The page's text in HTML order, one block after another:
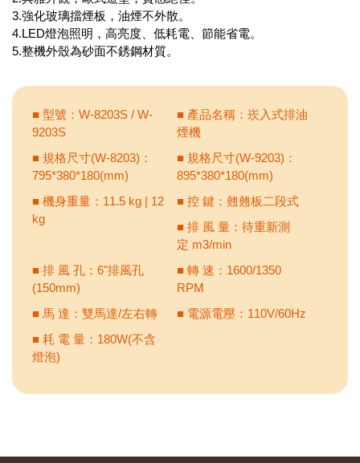
3.強化玻璃擋煙板，油煙不外散。
4.LED燈泡照明，高亮度、低耗電、節能省電。
5.整機外殼為砂面不銹鋼材質。
■ 型號：W-8203S / W-
9203S
■ 產品名稱：崁入式排油
煙機
■ 規格尺寸(W-8203)：
795*380*180(mm)
■ 規格尺寸(W-9203)：
895*380*180(mm)
■ 機身重量：11.5 kg | 12
kg
■ 控 鍵：翹翹板二段式
■ 排 風 量：待重新測
定 m3/min
■ 排 風 孔：6"排風孔
(150mm)
■ 轉 速：1600/1350
RPM
■ 馬 達：雙馬達/左右轉
■ 電源電壓：110V/60Hz
■ 耗 電 量：180W(不含
燈泡)